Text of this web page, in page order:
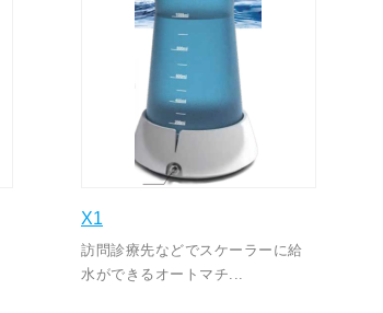
X1
訪問診療先などでスケーラーに給
水ができるオートマチ...